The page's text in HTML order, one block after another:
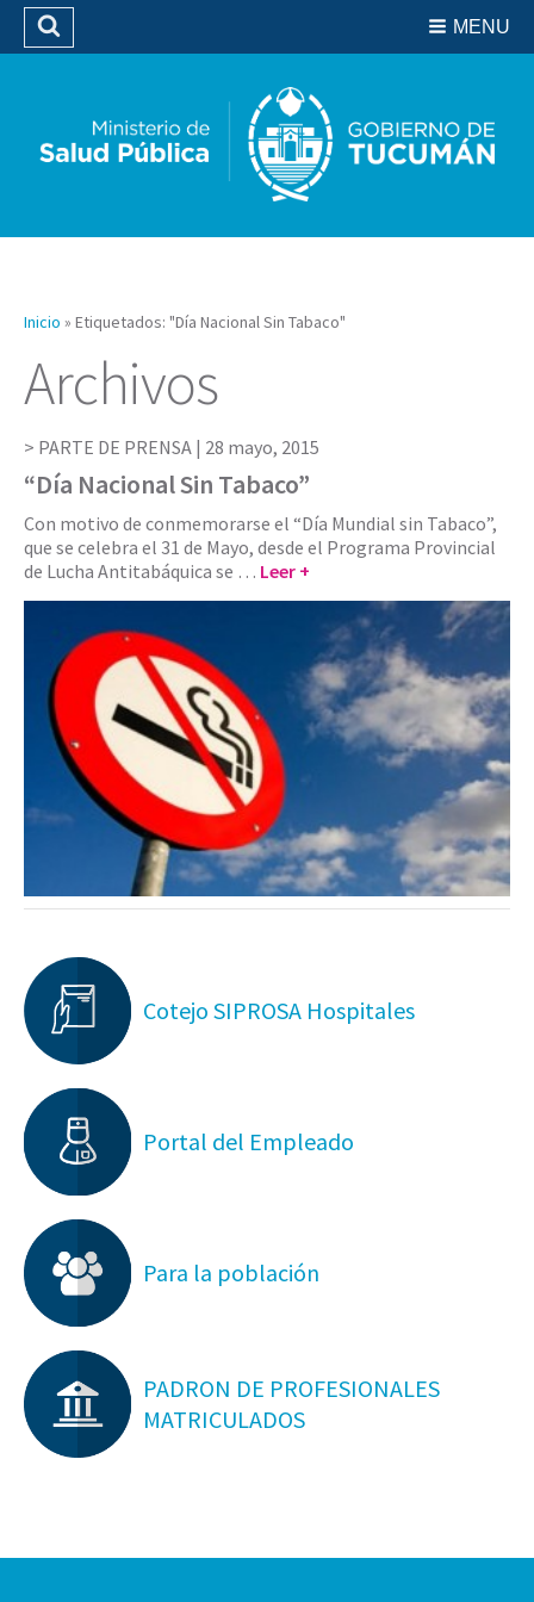
Biblioteca
MENU
Buscar
Inicio » Etiquetados: "Día Nacional Sin Tabaco"
Archivos
PARTE DE PRENSA | 28 mayo, 2015
“Día Nacional Sin Tabaco”
Con motivo de conmemorarse el “Día Mundial sin Tabaco”,
que se celebra el 31 de Mayo, desde el Programa Provincial
de Lucha Antitabáquica se … Leer +
Cotejo SIPROSA Hospitales
Portal del Empleado
Para la población
PADRON DE PROFESIONALES
MATRICULADOS